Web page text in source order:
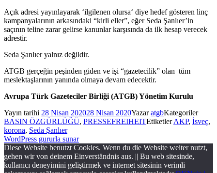
Açık adresi yayınlayarak ‘ilgilenen olursa‘ diye hedef gösteren linç
kampanyalarının arkasındaki “kirli eller”, eğer Seda Şanlıer’in
saçının teline zarar gelirse kanunlar karşısında da ilk hesap verecek
adrestir.
Seda Şanlıer yalnız değildir.
ATGB gerçeğin peşinden giden ve işi “gazetecilik” olan tüm
meslektaşlarının yanında olmaya devam edecektir.
Avrupa Türk Gazeteciler Birliği (ATGB) Yönetim Kurulu
Yayın tarihi 28 Nisan 202028 Nisan 2020YazaratgbKategoriler
BASIN ÖZGÜRLÜĞÜ, PRESSEFREIHEITEtiketlerAKP, İsveç,
korona, Seda Şanlıer
WordPress gururla sunar
Diese Website benutzt Cookies. Wenn du die Website weiter nutzt,
gehen wir von deinem Einverständnis aus. || Bu web sitesinde,
kullanıcı deneyimini geliştirmek ve internet sitesinin verimli